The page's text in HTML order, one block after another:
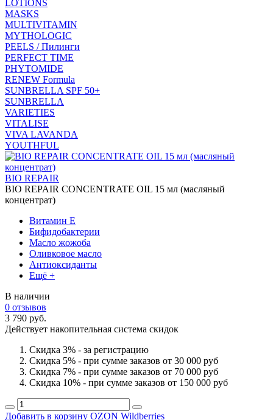
LOTIONS
MASKS
MULTIVITAMIN
MYTHOLOGIC
PEELS / Пилинги
PERFECT TIME
PHYTOMIDE
RENEW Formula
SUNBRELLA SPF 50+
SUNBRELLA
VARIETIES
VITALISE
VIVA LAVANDA
YOUTHFUL
BIO REPAIR
BIO REPAIR CONCENTRATE OIL 15 мл (масляный
концентрат)
Витамин Е
Бифидобактерии
Масло жожоба
Оливковое масло
Антиоксиданты
Ещё +
В наличии
0 отзывов
3 790 руб.
Действует накопительная система скидок
Скидка 3% - за регистрацию
Скидка 5% - при сумме заказов от 30 000 руб
Скидка 7% - при сумме заказов от 70 000 руб
Скидка 10% - при сумме заказов от 150 000 руб
Добавить в корзину OZON Wildberries